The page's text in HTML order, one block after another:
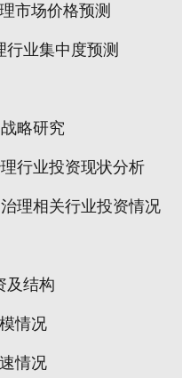
市场价格预测
行业集中度预测
略研究
行业投资现状分析
理相关行业投资情况
及结构
情况
情况